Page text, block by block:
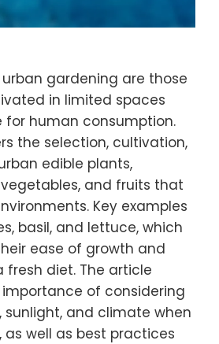
gardening are those
in limited spaces
for human consumption.
the selection, cultivation,
edible plants,
and fruits that
Key examples
basil, and lettuce, which
ease of growth and
diet. The article
of considering
sunlight, and climate when
as well as best practices